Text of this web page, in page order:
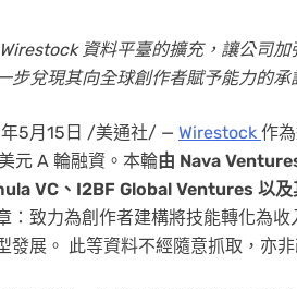
資料平臺的擴充，讓公司
步兌現其向全球創作者賦予能力的承
5月15日 /美通社/ — Wirestock 作
元 A 輪融資。本輪由 Nava
VC、I2BF Global Ventures 以及
：致力為創作者建構將技能轉化為
發展。 此等資料不經隨意抓取，亦